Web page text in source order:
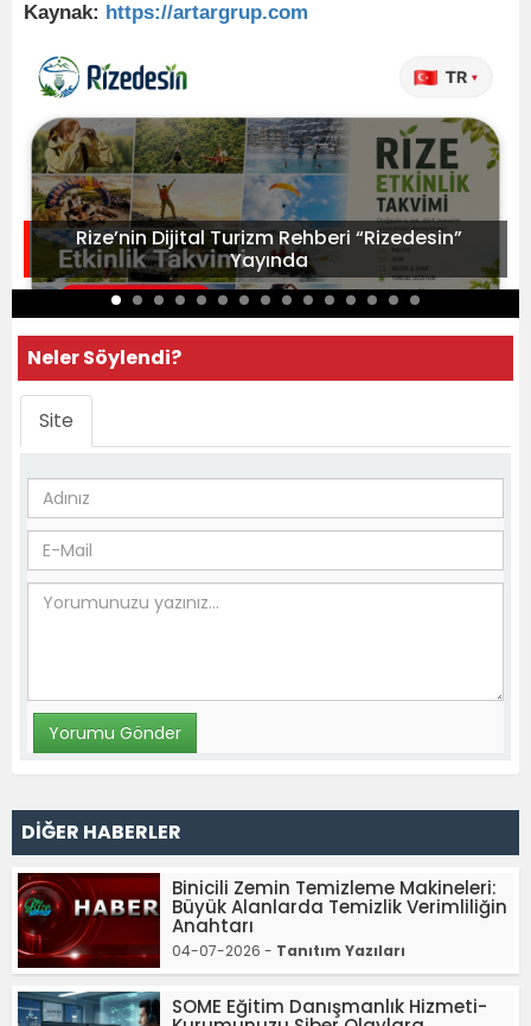
Kaynak: https://artargrup.com
Rize’nin Dijital Turizm Rehberi “Rizedesin”
Yayında
Neler Söylendi?
Site
DİĞER HABERLER
Binicili Zemin Temizleme Makineleri:
Büyük Alanlarda Temizlik Verimliliğin
Anahtarı
04-07-2026 - Tanıtım Yazıları
SOME Eğitim Danışmanlık Hizmeti-